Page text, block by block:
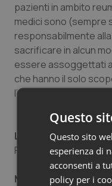
pazienti in ambito
medici sono (sempre
responsabilmente
sacrificare in alcun
essere assoggettati
che hanno il solo
l’autonomia
Luigi Sinigaglia
Presidente SIR
Mauro Galeazzi
Questo
Questo sito
esperienza di
acconsenti a
policy per i